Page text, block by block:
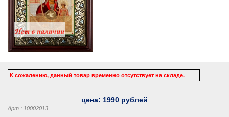
К сожалению, данный товар временно отсутствует на складе.
цена: 1990 рублей
Арт.: 10002013